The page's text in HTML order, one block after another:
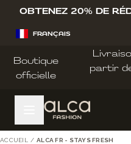
Allez au contenu
OBTENEZ 20% DE
Boutique
officielle
partir
FRANÇAIS
ACCUEIL / ALCA FR - STAYS FRESH